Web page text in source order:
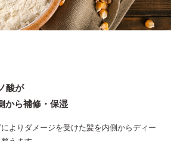
酸が
から補修・保湿
よりダメージを受けた髪を内側からディー